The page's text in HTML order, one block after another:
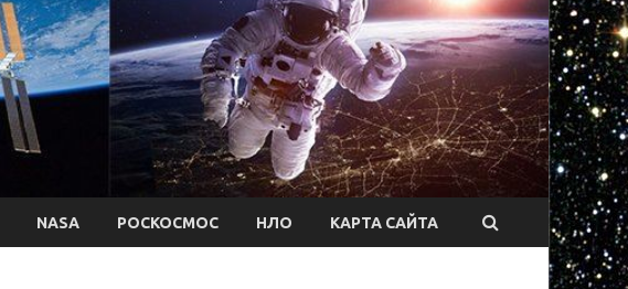
NASA РОСКОСМОС НЛО КАРТА САЙТА